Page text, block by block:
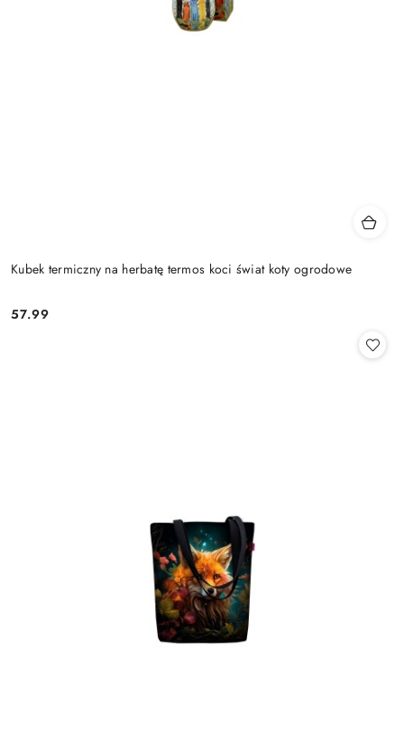
Kubek termiczny na herbatę termos koci świat koty ogrodowe
Cena:
57.99